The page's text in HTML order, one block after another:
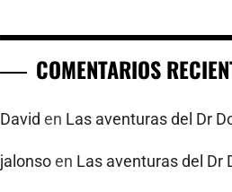
COMENTARIOS
David en Las aventuras del Dr
jalonsoen Las aventuras del Dr